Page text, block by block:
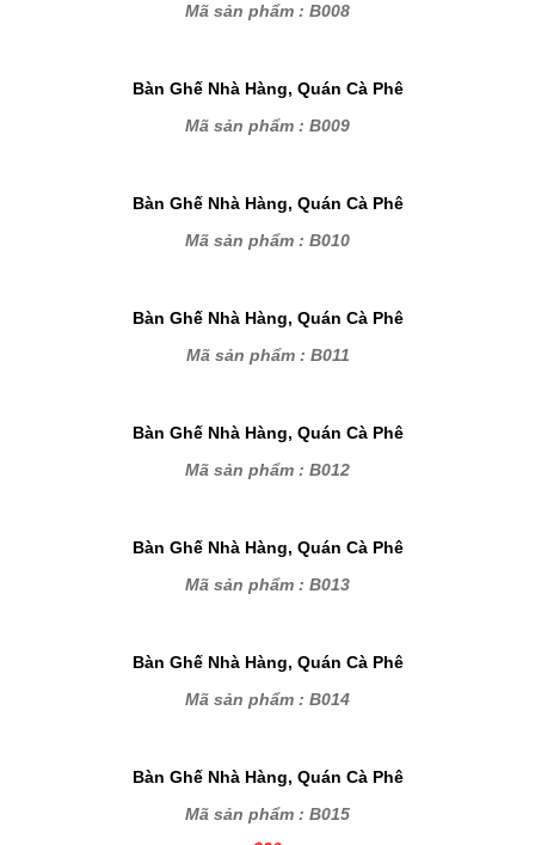
Mã sản phẩm : B008
Bàn Ghế Nhà Hàng, Quán Cà Phê
Mã sản phẩm : B009
Bàn Ghế Nhà Hàng, Quán Cà Phê
Mã sản phẩm : B010
Bàn Ghế Nhà Hàng, Quán Cà Phê
Mã sản phẩm : B011
Bàn Ghế Nhà Hàng, Quán Cà Phê
Mã sản phẩm : B012
Bàn Ghế Nhà Hàng, Quán Cà Phê
Mã sản phẩm : B013
Bàn Ghế Nhà Hàng, Quán Cà Phê
Mã sản phẩm : B014
Bàn Ghế Nhà Hàng, Quán Cà Phê
Mã sản phẩm : B015